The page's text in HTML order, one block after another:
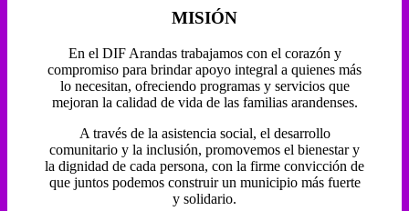
MISIÓN
En el DIF Arandas trabajamos con el corazón y
compromiso para brindar apoyo integral a quienes más
lo necesitan, ofreciendo programas y servicios que
mejoran la calidad de vida de las familias arandenses.
A través de la asistencia social, el desarrollo
comunitario y la inclusión, promovemos el bienestar y
la dignidad de cada persona, con la firme convicción de
que juntos podemos construir un municipio más fuerte
y solidario.